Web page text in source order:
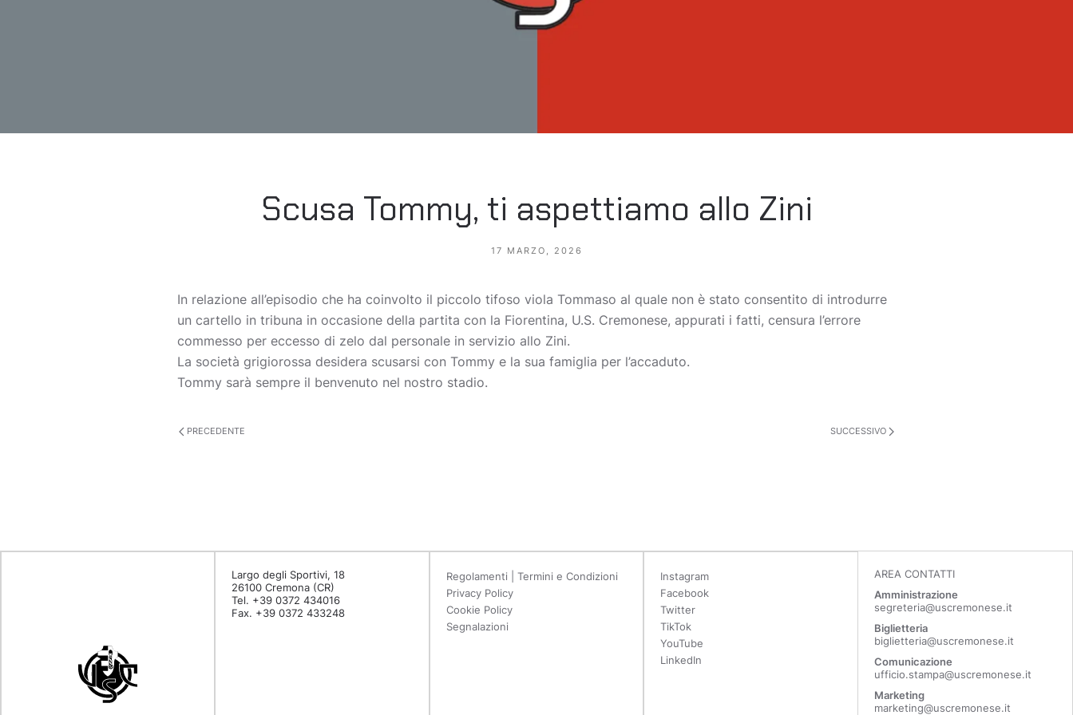
Scusa Tommy, ti aspettiamo allo Zini
17 MARZO, 2026
In relazione all’episodio che ha coinvolto il piccolo tifoso viola Tommaso al quale non è stato consentito di introdurre
un cartello in tribuna in occasione della partita con la Fiorentina, U.S. Cremonese, appurati i fatti, censura l’errore
commesso per eccesso di zelo dal personale in servizio allo Zini.
La società grigiorossa desidera scusarsi con Tommy e la sua famiglia per l’accaduto.
Tommy sarà sempre il benvenuto nel nostro stadio.
PRECEDENTE SUCCESSIVO
Largo degli Sportivi, 18
26100 Cremona (CR)
Tel. +39 0372 434016
Fax. +39 0372 433248
Regolamenti | Termini e Condizioni
Privacy Policy
Cookie Policy
Segnalazioni
Instagram
Facebook
Twitter
TikTok
YouTube
LinkedIn
AREA CONTATTI
Amministrazione
segreteria@uscremonese.it
Biglietteria
biglietteria@uscremonese.it
Comunicazione
ufficio.stampa@uscremonese.it
Marketing
marketing@uscremonese.it